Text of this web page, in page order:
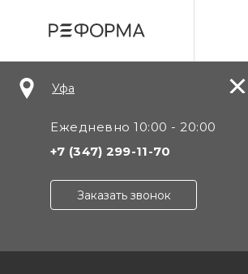
Уфа
Ежедневно 10:00 - 20:00
+7 (347) 299-11-70
Заказать звонок